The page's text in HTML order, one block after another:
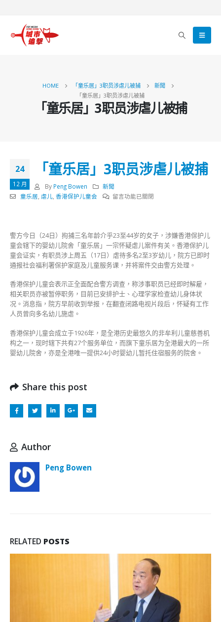
HOME 「童乐居」3职员涉虐儿被捕
新聞
「童乐居」3职员涉虐儿被捕
「童乐居」3职员涉虐儿被捕
24
12 月
「童乐居」3职员涉虐儿被捕
By Peng Bowen
新聞
童乐居 虐儿, 香港保护儿童会
在
3
职
员
涉
儿
被
捕〉
留言功能已關閉
警方今日（24日）拘捕三名年龄介乎23至44岁的女子，涉嫌香港保护儿
童会辖下的婴幼儿院舍「童乐居」一宗怀疑虐儿案件有关。香港保护儿
童会证实，有职员涉上周五（17日）虐待多名2至3岁幼儿，院方已即时
通报社会福利署保护家庭及儿童服务课，并将案件交由警方处理。
香港保护儿童会表示正全面配合警方调查，称涉事职员已经即时解雇，
相关职员亦被暂停职务，目前已安排护士、心理学家检查幼儿身体状
况。消息指，院方早前收到举报，在翻查闭路电视片段后，怀疑有工作
人员曾向多名幼儿施虐。
香港保护儿童会成立于1926年，是全港历史最悠久的非牟利儿童慈善机
构之一，现时辖下共有27个服务单位，而旗下童乐居为全港最大的一所
婴幼儿院舍，亦是全港唯一提供24小时婴幼儿暂托住宿服务的院舍。
Share this post
Author
Peng Bowen
RELATED POSTS